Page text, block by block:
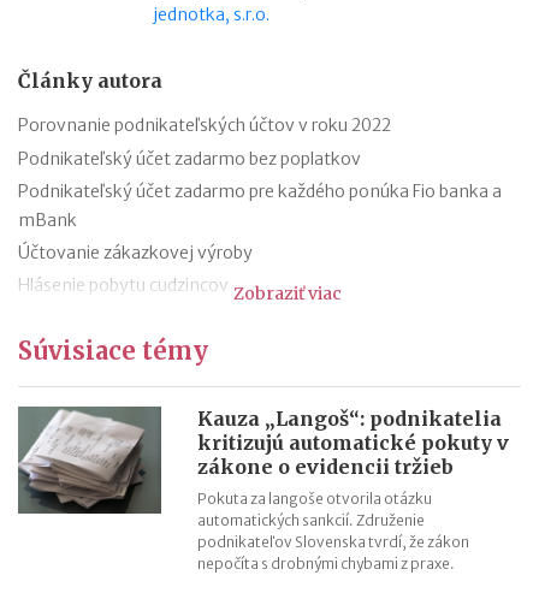
jednotka, s.r.o.
Články autora
Porovnanie podnikateľských účtov v roku 2022
Podnikateľský účet zadarmo bez poplatkov
Podnikateľský účet zadarmo pre každého ponúka Fio banka a
mBank
Účtovanie zákazkovej výroby
Hlásenie pobytu cudzincov
Cestovné náhrady pri elektromobiloch
Odpisovanie elektromobilov a elektrobicyklov
Kontroly v oblasti registratúry
Registratúrny plán a registratúrny poriadok
Zobraziť viac
Súvisiace témy
Kauza „Langoš“: podnikatelia
kritizujú automatické pokuty v
zákone o evidencii tržieb
Pokuta za langoše otvorila otázku
automatických sankcií. Združenie
podnikateľov Slovenska tvrdí, že zákon
nepočíta s drobnými chybami z praxe.